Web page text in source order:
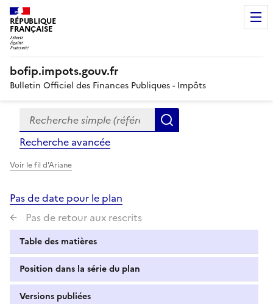
RÉPUBLIQUE
FRANÇAISE
bofip.impots.gouv.fr
Bulletin Officiel des Finances Publiques - Impôts
Formulaire
de
recherche
Recherche simple (références, mots clés, partie du
Recherche avancée
Voir le fil d'Ariane
Pas de date pour le plan
Pas de retour aux rescrits
Table des matières
Position dans la série du plan
Versions publiées